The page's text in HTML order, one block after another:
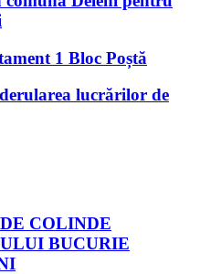
1 Bloc Poștă
lucrărilor de
COLINDE
BUCURIE